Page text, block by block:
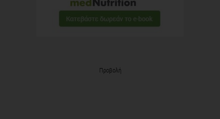
Προβολή